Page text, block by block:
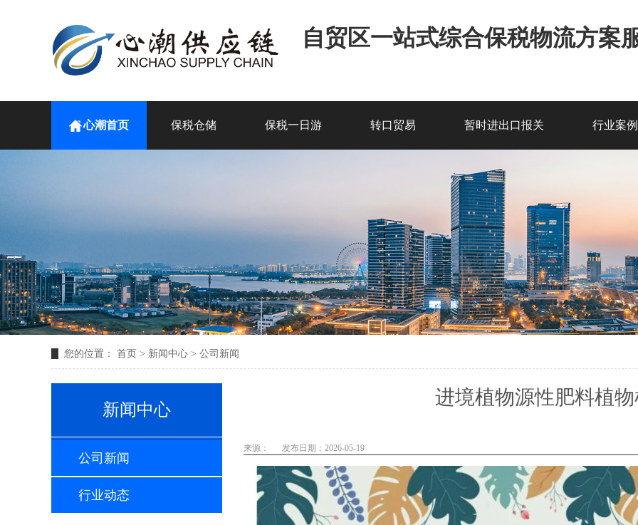
自贸区一站式综合保税物流方案
心潮首页 保税仓储 保税一日游 转口贸易 暂时进出口报关 行业案例
您的位置： 首页 > 新闻中心 > 公司新闻
新闻中心
公司新闻
行业动态
进境植物源性肥料植
来源： 发布日期：2026-05-19